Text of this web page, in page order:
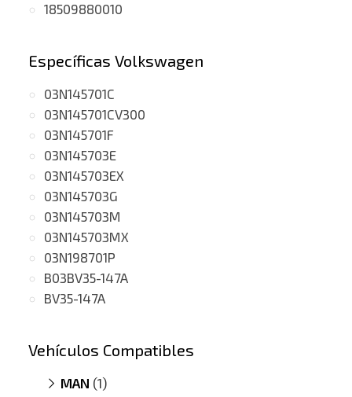
18509880010
Específicas Volkswagen
03N145701C
03N145701CV300
03N145701F
03N145703E
03N145703EX
03N145703G
03N145703M
03N145703MX
03N198701P
B03BV35-147A
BV35-147A
Vehículos Compatibles
MAN (1)